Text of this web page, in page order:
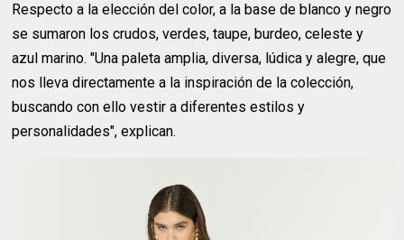
Respecto a la elección del color, a la base de blanco y negro
se sumaron los crudos, verdes, taupe, burdeo, celeste y
azul marino. "Una paleta amplia, diversa, lúdica y alegre, que
nos lleva directamente a la inspiración de la colección,
buscando con ello vestir a diferentes estilos y
personalidades", explican.